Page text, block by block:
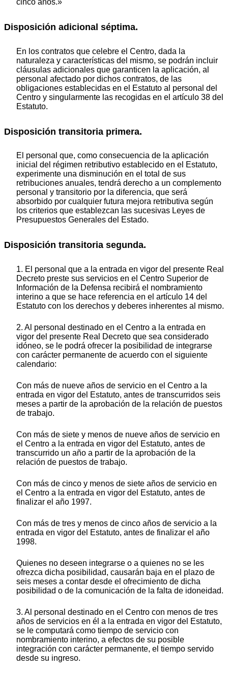
cinco años.»
Disposición adicional séptima.
En los contratos que celebre el Centro, dada la
naturaleza y características del mismo, se podrán incluir
cláusulas adicionales que garanticen la aplicación, al
personal afectado por dichos contratos, de las
obligaciones establecidas en el Estatuto al personal del
Centro y singularmente las recogidas en el artículo 38 del
Estatuto.
Disposición transitoria primera.
El personal que, como consecuencia de la aplicación
inicial del régimen retributivo establecido en el Estatuto,
experimente una disminución en el total de sus
retribuciones anuales, tendrá derecho a un complemento
personal y transitorio por la diferencia, que será
absorbido por cualquier futura mejora retributiva según
los criterios que establezcan las sucesivas Leyes de
Presupuestos Generales del Estado.
Disposición transitoria segunda.
1. El personal que a la entrada en vigor del presente Real
Decreto preste sus servicios en el Centro Superior de
Información de la Defensa recibirá el nombramiento
interino a que se hace referencia en el artículo 14 del
Estatuto con los derechos y deberes inherentes al mismo.
2. Al personal destinado en el Centro a la entrada en
vigor del presente Real Decreto que sea considerado
idóneo, se le podrá ofrecer la posibilidad de integrarse
con carácter permanente de acuerdo con el siguiente
calendario:
Con más de nueve años de servicio en el Centro a la
entrada en vigor del Estatuto, antes de transcurridos seis
meses a partir de la aprobación de la relación de puestos
de trabajo.
Con más de siete y menos de nueve años de servicio en
el Centro a la entrada en vigor del Estatuto, antes de
transcurrido un año a partir de la aprobación de la
relación de puestos de trabajo.
Con más de cinco y menos de siete años de servicio en
el Centro a la entrada en vigor del Estatuto, antes de
finalizar el año 1997.
Con más de tres y menos de cinco años de servicio a la
entrada en vigor del Estatuto, antes de finalizar el año
1998.
Quienes no deseen integrarse o a quienes no se les
ofrezca dicha posibilidad, causarán baja en el plazo de
seis meses a contar desde el ofrecimiento de dicha
posibilidad o de la comunicación de la falta de idoneidad.
3. Al personal destinado en el Centro con menos de tres
años de servicios en él a la entrada en vigor del Estatuto,
se le computará como tiempo de servicio con
nombramiento interino, a efectos de su posible
integración con carácter permanente, el tiempo servido
desde su ingreso.